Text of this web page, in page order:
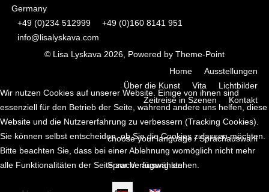
Germany
+49 (0)234 512999
+49 (0)160 8141 951
info@lisalyskava.com
© Lisa Lyskava 2026, Powered by Theme-Point
Home
Ausstellungen
Über die Kunst
Vita
Lichtbilder
Zeitreise in Szenen
Kontakt
choose your language / Sprachauswahl
Sprache auswählen
Wir nutzen Cookies auf unserer Website. Einige von ihnen sind
essenziell für den Betrieb der Seite, während andere uns helfen, diese
Website und die Nutzererfahrung zu verbessern (Tracking Cookies).
Sie können selbst entscheiden, ob Sie die Cookies zulassen möchten.
Bitte beachten Sie, dass bei einer Ablehnung womöglich nicht mehr
alle Funktionalitäten der Seite zur Verfügung stehen.